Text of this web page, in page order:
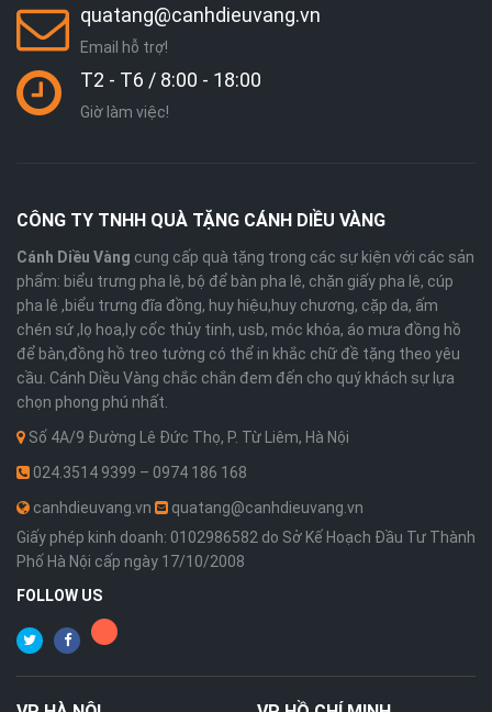
quatang@canhdieuvang.vn
Email hỗ trợ!
T2 - T6 / 8:00 - 18:00
Giờ làm việc!
CÔNG TY TNHH QUÀ TẶNG CÁNH DIỀU VÀNG
Cánh Diều Vàng cung cấp quà tặng trong các sự kiện với các sản
phẩm: biểu trưng pha lê, bộ để bàn pha lê, chặn giấy pha lê, cúp
pha lê ,biểu trưng đĩa đồng, huy hiệu,huy chương, cặp da, ấm
chén sứ ,lọ hoa,ly cốc thủy tinh, usb, móc khóa, áo mưa đồng hồ
để bàn,đồng hồ treo tường có thể in khắc chữ đề tặng theo yêu
cầu. Cánh Diều Vàng chắc chắn đem đến cho quý khách sự lựa
chọn phong phú nhất.
Số 4A/9 Đường Lê Đức Thọ, P. Từ Liêm, Hà Nội
024.3514 9399 – 0974 186 168
canhdieuvang.vn
quatang@canhdieuvang.vn
Giấy phép kinh doanh: 0102986582 do Sở Kế Hoạch Đầu Tư Thành
Phố Hà Nội cấp ngày 17/10/2008
FOLLOW US